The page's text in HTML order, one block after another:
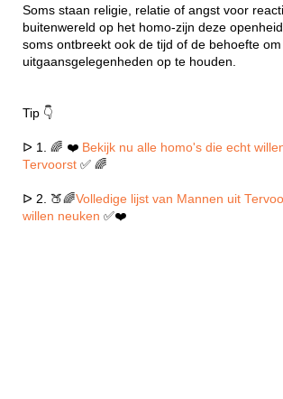
Soms staan religie, relatie of angst voor
buitenwereld op het homo-zijn deze
soms ontbreekt ook de tijd of de behoefte
uitgaansgelegenheden op te houden.
Tip 👇
ᐅ 1. 🌈 ❤️ Bekijk nu alle homo's die echt
Tervoorst ✅ 🌈
ᐅ 2. 🍑🌈Volledige lijst van Mannen uit
willen neuken ✅❤️